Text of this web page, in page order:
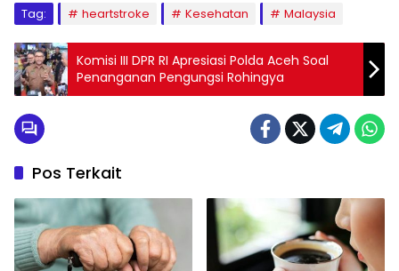
Tag: heartstroke Kesehatan Malaysia
Komisi III DPR RI Apresiasi Polda Aceh Soal
Penanganan Pengungsi Rohingya
Pos Terkait